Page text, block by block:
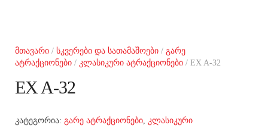
მთავარი / სკვერები და სათამაშოები / გარე
ატრაქციონები / კლასიკური ატრაქციონები / EX A-32
EX A-32
კატეგორია: გარე ატრაქციონები, კლასიკური